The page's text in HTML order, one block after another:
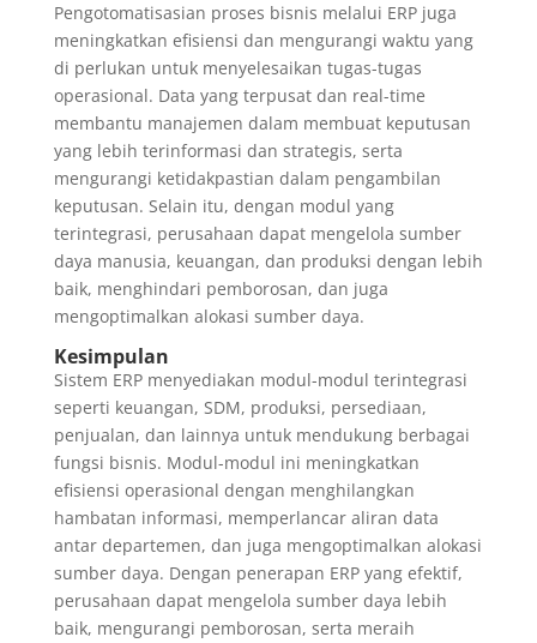
Pengotomatisasian proses bisnis melalui ERP juga
meningkatkan efisiensi dan mengurangi waktu yang
di perlukan untuk menyelesaikan tugas-tugas
operasional. Data yang terpusat dan real-time
membantu manajemen dalam membuat keputusan
yang lebih terinformasi dan strategis, serta
mengurangi ketidakpastian dalam pengambilan
keputusan. Selain itu, dengan modul yang
terintegrasi, perusahaan dapat mengelola sumber
daya manusia, keuangan, dan produksi dengan lebih
baik, menghindari pemborosan, dan juga
mengoptimalkan alokasi sumber daya.
Kesimpulan
Sistem ERP menyediakan modul-modul terintegrasi
seperti keuangan, SDM, produksi, persediaan,
penjualan, dan lainnya untuk mendukung berbagai
fungsi bisnis. Modul-modul ini meningkatkan
efisiensi operasional dengan menghilangkan
hambatan informasi, memperlancar aliran data
antar departemen, dan juga mengoptimalkan alokasi
sumber daya. Dengan penerapan ERP yang efektif,
perusahaan dapat mengelola sumber daya lebih
baik, mengurangi pemborosan, serta meraih